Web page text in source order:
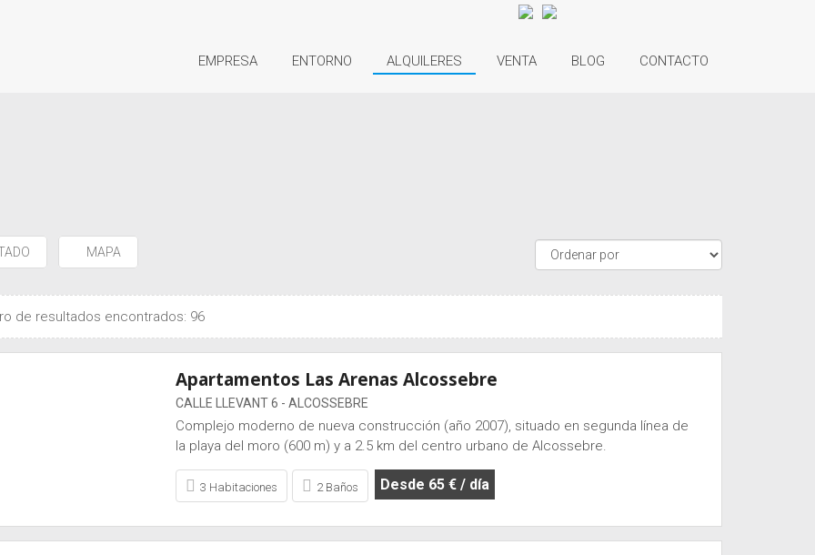
EMPRESA ENTORNO ALQUILERES VENTA BLOG CONTACTO
MAPA
de resultados encontrados: 96
Apartamentos Las Arenas Alcossebre
CALLE LLEVANT 6 - ALCOSSEBRE
Complejo moderno de nueva construcción (año 2007), situado en segunda línea de
la playa del moro (600 m) y a 2.5 km del centro urbano de Alcossebre.
3 Habitaciones 2 Baños Desde 65 € / día